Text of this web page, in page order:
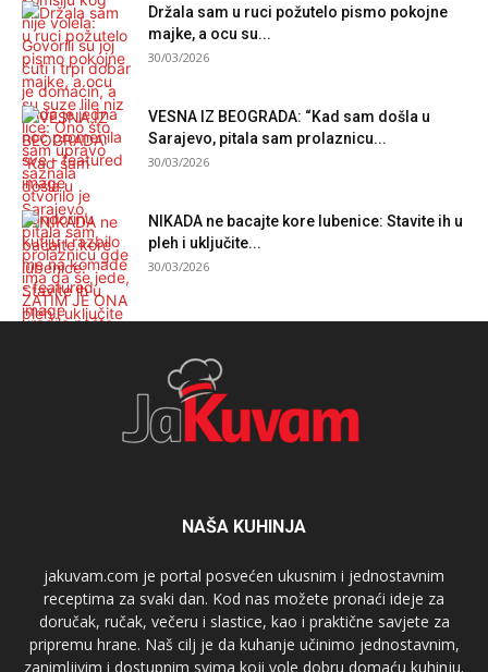
Držala sam u ruci požutelo pismo pokojne
majke, a ocu su...
30/03/2026
VESNA IZ BEOGRADA: “Kad sam došla u
Sarajevo, pitala sam prolaznicu...
30/03/2026
NIKADA ne bacajte kore lubenice: Stavite ih u
pleh i uključite...
30/03/2026
jakuvam.com je portal posvećen ukusnim i jednostavnim
receptima za svaki dan. Kod nas možete pronaći ideje za
doručak, ručak, večeru i slastice, kao i praktične savjete za
pripremu hrane. Naš cilj je da kuhanje učinimo jednostavnim,
zanimljivim i dostupnim svima koji vole dobru domaću kuhinju.